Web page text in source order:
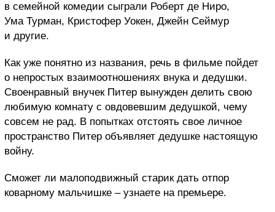
в семейной комедии сыграли Роберт де Ниро,
Ума Турман, Кристофер Уокен, Джейн Сеймур
и другие.
Как уже понятно из названия, речь в фильме пойдет
о непростых взаимоотношениях внука и дедушки.
Своенравный внучек Питер вынужден делить свою
любимую комнату с овдовевшим дедушкой, чему
совсем не рад. В попытках отстоять свое личное
пространство Питер объявляет дедушке настоящую
войну.
Сможет ли малоподвижный старик дать отпор
коварному мальчишке – узнаете на премьере.